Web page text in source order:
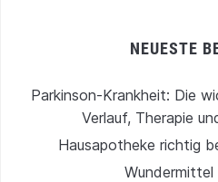
NEUESTE
Parkinson-Krankheit: Die
Verlauf, Therapie
Hausapotheke richtig
Wundermittel